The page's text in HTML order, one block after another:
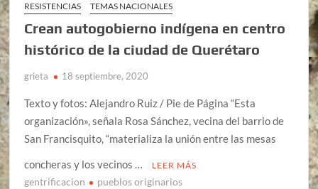
RESISTENCIAS
TEMAS NACIONALES
Crean autogobierno indígena en centro
histórico de la ciudad de Querétaro
grieta 18 septiembre, 2020
Texto y fotos: Alejandro Ruiz / Pie de Página “Esta
organización», señala Rosa Sánchez, vecina del barrio de
San Francisquito, “materializa la unión entre las mesas
concheras y los vecinos …
LEER MÁS
gentrificacion pueblos originarios